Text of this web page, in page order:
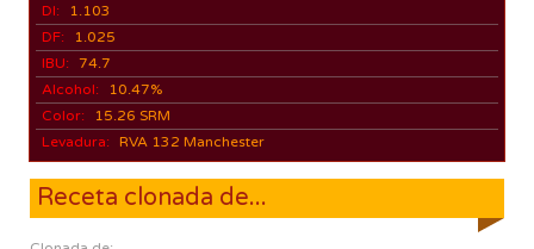
DI:
1.103
DF:
1.025
IBU: 74.7
Alcohol:
10.47%
Color:
15.26 SRM
Levadura: RVA 132 Manchester
Receta clonada de...